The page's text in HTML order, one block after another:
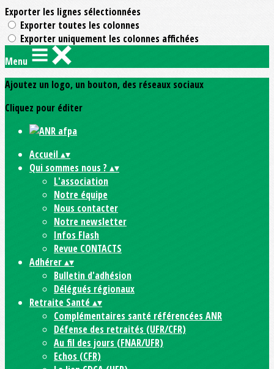
Exporter les lignes sélectionnées
Exporter toutes les colonnes
Exporter uniquement les colonnes affichées
Menu
Ajoutez un logo, un bouton, des réseaux sociaux
Cliquez pour éditer
Accueil▴▾
Qui sommes nous ? ▴▾
L'association
Notre équipe
Nous contacter
Notre newsletter
Infos Flash
Revue CONTACTS
Adhérer▴▾
Bulletin d'adhésion
Délégués régionaux
Retraite Santé▴▾
Complémentaires santé référencées ANR
Défense des retraités (UFR/CFR)
Au fil des jours (FNAR/UFR)
Echos (CFR)